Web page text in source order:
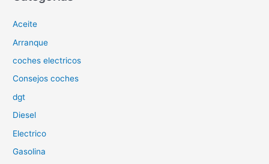
r
p
o
Aceite
Arranque
coches electricos
Consejos coches
dgt
Diesel
Electrico
Gasolina